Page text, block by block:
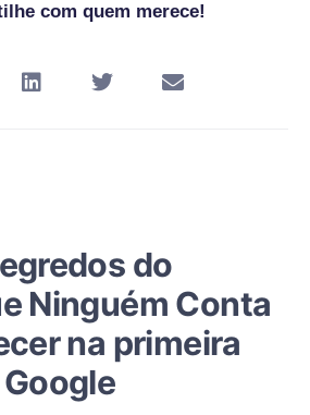
com quem merece!
do
Ninguém Conta
na primeira